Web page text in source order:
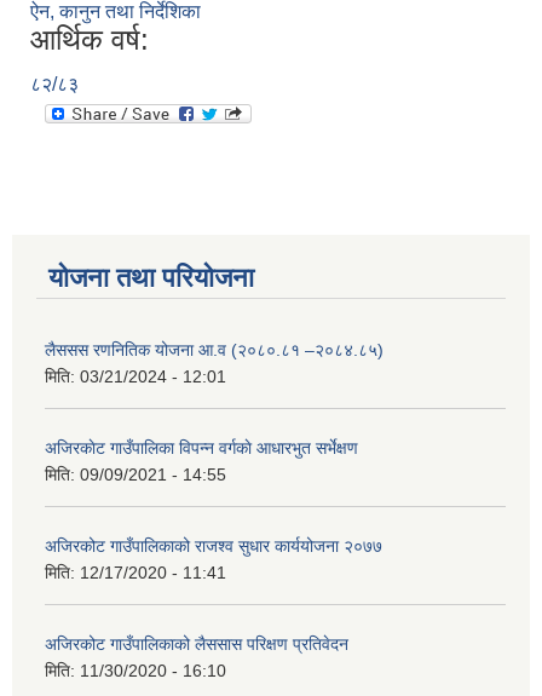
ऐन, कानुन तथा निर्देशिका
आर्थिक वर्ष:
८२/८३
योजना तथा परियोजना
लैससस रणनितिक योजना आ.व (२०८०.८१ –२०८४.८५)
मिति: 03/21/2024 - 12:01
अजिरकाेट गाउँपालिका विपन्न वर्गकाे आधारभुत सर्भेक्षण
मिति: 09/09/2021 - 14:55
अजिरकोट गाउँपालिकाको राजश्व सुधार कार्ययोजना २०७७
मिति: 12/17/2020 - 11:41
अजिरकोट गाउँपालिकाको लैससास परिक्षण प्रतिवेदन
मिति: 11/30/2020 - 16:10